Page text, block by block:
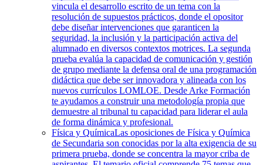
vincula el desarrollo escrito de un tema con la
resolución de supuestos prácticos, donde el opositor
debe diseñar intervenciones que garanticen la
seguridad, la inclusión y la participación activa del
alumnado en diversos contextos motrices. La segunda
prueba evalúa la capacidad de comunicación y gestión
de grupo mediante la defensa oral de una programación
didáctica que debe ser innovadora y alineada con los
nuevos currículos LOMLOE. Desde Arke Formación
te ayudamos a construir una metodología propia que
demuestre al tribunal tu capacidad para liderar el aula
de forma dinámica y profesional.
Física y QuímicaLas oposiciones de Física y Química
de Secundaria son conocidas por la alta exigencia de su
primera prueba, donde se concentra la mayor criba de